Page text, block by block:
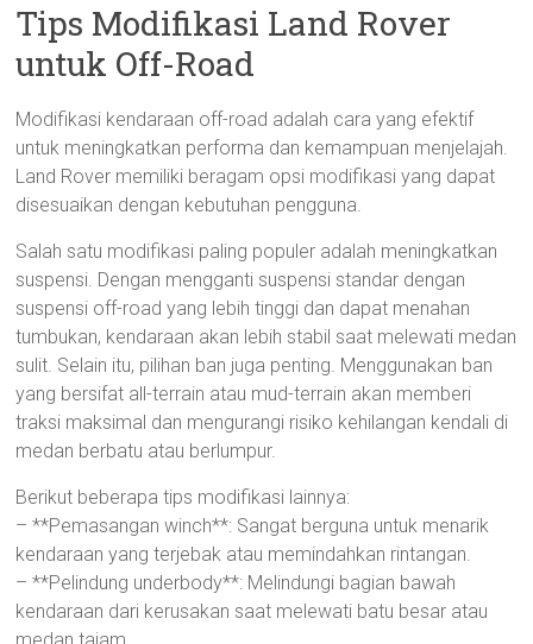
Tips Modifikasi Land Rover
untuk Off-Road
Modifikasi kendaraan off-road adalah cara yang efektif
untuk meningkatkan performa dan kemampuan menjelajah.
Land Rover memiliki beragam opsi modifikasi yang dapat
disesuaikan dengan kebutuhan pengguna.
Salah satu modifikasi paling populer adalah meningkatkan
suspensi. Dengan mengganti suspensi standar dengan
suspensi off-road yang lebih tinggi dan dapat menahan
tumbukan, kendaraan akan lebih stabil saat melewati medan
sulit. Selain itu, pilihan ban juga penting. Menggunakan ban
yang bersifat all-terrain atau mud-terrain akan memberi
traksi maksimal dan mengurangi risiko kehilangan kendali di
medan berbatu atau berlumpur.
Berikut beberapa tips modifikasi lainnya:
– **Pemasangan winch**: Sangat berguna untuk menarik
kendaraan yang terjebak atau memindahkan rintangan.
– **Pelindung underbody**: Melindungi bagian bawah
kendaraan dari kerusakan saat melewati batu besar atau